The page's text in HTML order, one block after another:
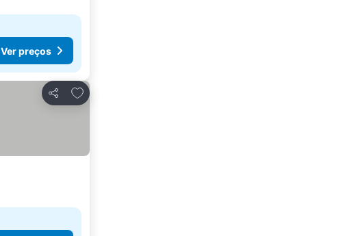
Ver preços
Partilhar
Adicionar aos favoritos